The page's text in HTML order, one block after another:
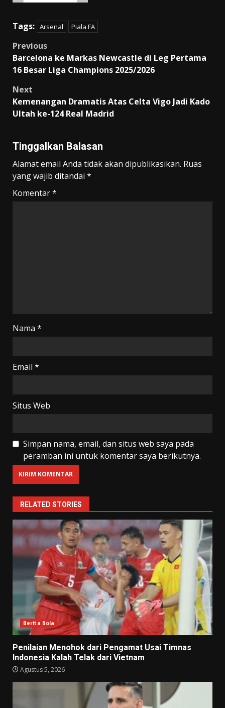
Tags: Arsenal Piala FA
Post
navigation
Previous
Barcelona ke Markas Newcastle di Leg Pertama
16 Besar Liga Champions 2025/2026
Next
Kemenangan Dramatis Atas Celta Vigo Jadi Kado
Ultah ke-124 Real Madrid
Tinggalkan Balasan
Alamat email Anda tidak akan dipublikasikan. Ruas
yang wajib ditandai *
Komentar*
Nama *
Email *
Situs Web
Simpan nama, email, dan situs web saya pada
peramban ini untuk komentar saya berikutnya.
RELATED STORIES
Berita Bola
Penilaian Menohok dari Pengamat Usai Timnas
Indonesia Kalah Telak dari Vietnam
Agustus 5, 2026